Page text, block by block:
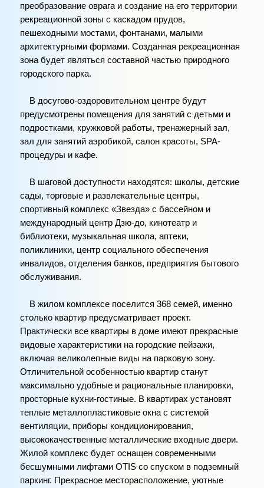
преобразование оврага и создание на его территории
рекреационной зоны с каскадом прудов,
пешеходными мостами, фонтанами, малыми
архитектурными формами. Созданная рекреационная
зона будет являться составной частью природного
городского парка.
В досугово-оздоровительном центре будут
предусмотрены помещения для занятий с детьми и
подростками, кружковой работы, тренажерный зал,
зал для занятий аэробикой, салон красоты, SPA-
процедуры и кафе.
В шаговой доступности находятся: школы, детские
сады, торговые и развлекательные центры,
спортивный комплекс «Звезда» с бассейном и
международный центр Дзю-до, кинотеатр и
библиотеки, музыкальная школа, аптеки,
поликлиники, центр социального обеспечения
инвалидов, отделения банков, предприятия бытового
обслуживания.
В жилом комплексе поселится 368 семей, именно
столько квартир предусматривает проект.
Практически все квартиры в доме имеют прекрасные
видовые характеристики на городские пейзажи,
включая великолепные виды на парковую зону.
Отличительной особенностью квартир станут
максимально удобные и рациональные планировки,
просторные кухни-гостиные. В квартирах установят
теплые металлопластиковые окна с системой
вентиляции, приборы кондиционирования,
высококачественные металлические входные двери.
Жилой комплекс будет оснащен современными
бесшумными лифтами OTIS со спуском в подземный
паркинг. Прекрасное месторасположение, уютные